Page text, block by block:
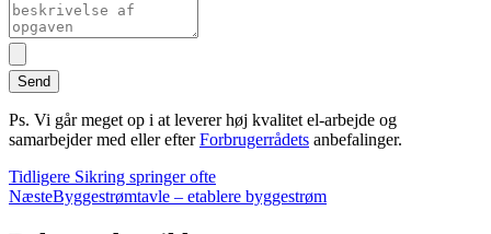
Send
Ps. Vi går meget op i at leverer høj kvalitet el-arbejde og
samarbejder med eller efterForbrugerrådets anbefalinger.
Tidligere Sikring springer ofte
NæsteByggestrømtavle – etablere byggestrøm